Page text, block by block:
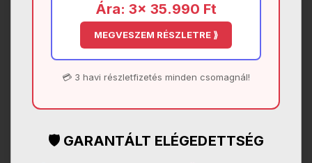
Ára: 3× 35.990 Ft
MEGVESZEM RÉSZLETRE ⟫
💳 3 havi részletfizetés minden csomagnál!
🛡️ GARANTÁLT ELÉGEDETTSÉG